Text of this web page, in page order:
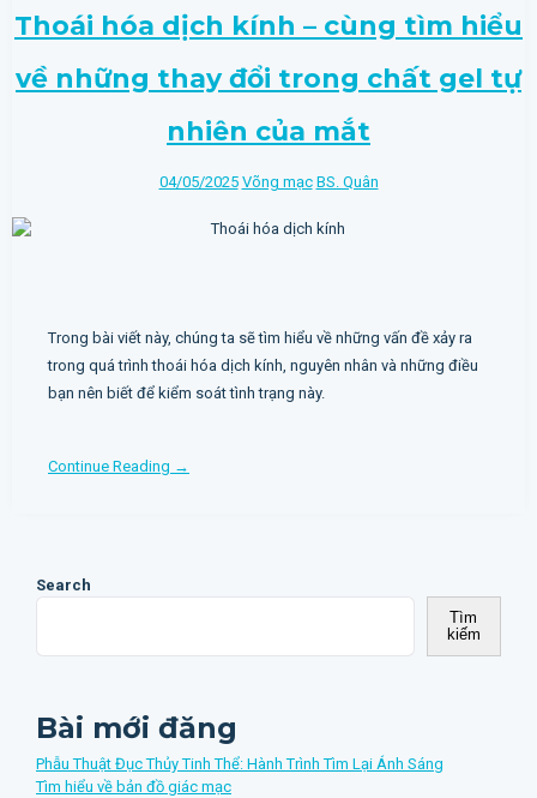
Thoái hóa dịch kính – cùng tìm hiểu
về những thay đổi trong chất gel tự
nhiên của mắt
04/05/2025 Võng mạc BS. Quân
Trong bài viết này, chúng ta sẽ tìm hiểu về những vấn đề xảy ra
trong quá trình thoái hóa dịch kính, nguyên nhân và những điều
bạn nên biết để kiểm soát tình trạng này.
Continue Reading →
Search
Tìm
kiếm
Bài mới đăng
Phẫu Thuật Đục Thủy Tinh Thể: Hành Trình Tìm Lại Ánh Sáng
Tìm hiểu về bản đồ giác mạc